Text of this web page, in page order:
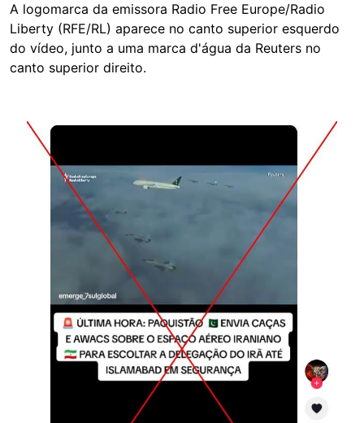
A logomarca da emissora Radio Free Europe/Radio
Liberty (RFE/RL) aparece no canto superior esquerdo
do vídeo, junto a uma marca d'água da Reuters no
canto superior direito.
Image